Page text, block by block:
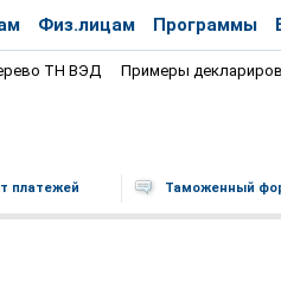
Физ.лицам Программы
ТН ВЭД Примеры
платежей Таможенный